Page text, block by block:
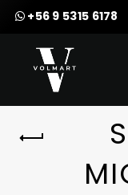
+56 9 5315 6178